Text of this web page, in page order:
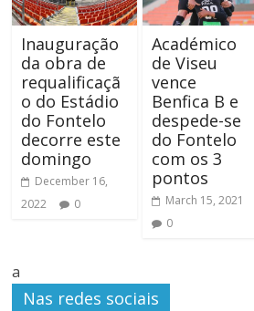
Inauguração
da obra de
requalificaçã
o do Estádio
do Fontelo
decorre este
domingo
December 16,
2022
0
Académico
de Viseu
vence
Benfica B e
despede-se
do Fontelo
com os 3
pontos
March 15, 2021
0
a
Nas redes sociais